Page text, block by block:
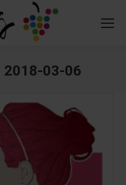
2018-03-06